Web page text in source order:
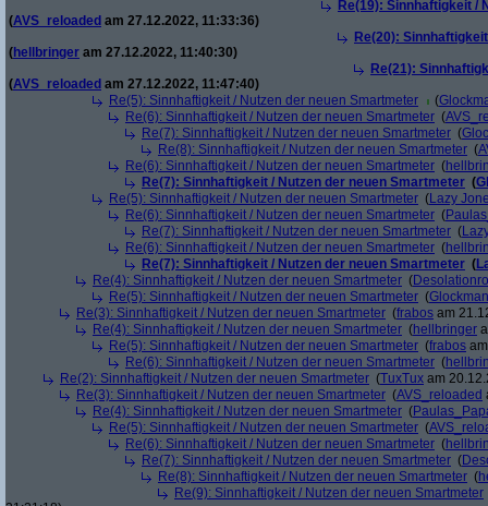
Re(19): Sinnhaftigkeit /
(AVS_reloaded am 27.12.2022, 11:33:36)
Re(20):
(hellbringer am 27.12.2022, 11:40:30)
Re(21):
(AVS_reloaded am 27.12.2022, 11:47:40)
Re(5): Sinnhaftigkeit / Nutzen der neuen Smartmeter
(
Re(6): Sinnhaftigkeit / Nutzen der neuen Smartmeter (
Re(7): Sinnhaftigkeit / Nutzen der neuen Smartmeter (
Re(8): Sinnhaftigkeit / Nutzen der neuen Smartmeter (
Re(6): Sinnhaftigkeit / Nutzen der neuen Smartmeter (
Re(7): Sinnhaftigkeit / Nutzen der neuen Smartmeter (
Re(5): Sinnhaftigkeit / Nutzen der neuen Smartmeter (Lazy
Re(6): Sinnhaftigkeit / Nutzen der neuen Smartmeter (
Re(7): Sinnhaftigkeit / Nutzen der neuen Smartmeter (
Re(6): Sinnhaftigkeit / Nutzen der neuen Smartmeter (
Re(7): Sinnhaftigkeit / Nutzen der neuen Smartmeter (
Re(4): Sinnhaftigkeit / Nutzen der neuen Smartmeter (
Re(5): Sinnhaftigkeit / Nutzen der neuen Smartmeter (Glockman
Re(3): Sinnhaftigkeit / Nutzen der neuen Smartmeter (frabos am
Re(4): Sinnhaftigkeit / Nutzen der neuen Smartmeter (hellbringer
Re(5): Sinnhaftigkeit / Nutzen der neuen Smartmeter (frabos
Re(6): Sinnhaftigkeit / Nutzen der neuen Smartmeter (
Re(2): Sinnhaftigkeit / Nutzen der neuen Smartmeter (TuxTux am
Re(3): Sinnhaftigkeit / Nutzen der neuen Smartmeter (AVS_reloaded
Re(4): Sinnhaftigkeit / Nutzen der neuen Smartmeter (
Re(5): Sinnhaftigkeit / Nutzen der neuen Smartmeter (
Re(6): Sinnhaftigkeit / Nutzen der neuen Smartmeter (
Re(7): Sinnhaftigkeit / Nutzen der neuen Smartmeter (
Re(8): Sinnhaftigkeit / Nutzen der neuen Smartmeter (
Re(9): Sinnhaftigkeit / Nutzen der neuen Smartmeter